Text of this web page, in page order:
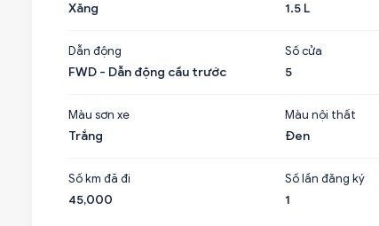
Xăng
1.5 L
Dẫn động
FWD - Dẫn động cầu trước
Số cửa
5
Màu sơn xe
Trắng
Màu nội thất
Đen
Số km đã đi
45,000
Số lần đăng ký
1